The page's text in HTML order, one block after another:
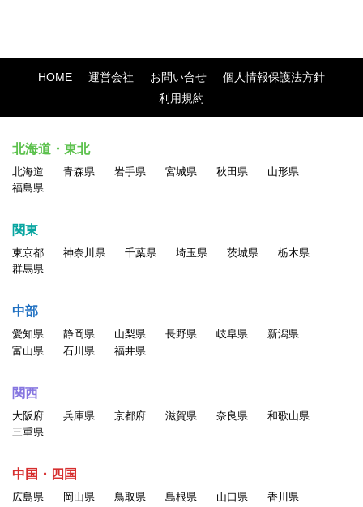
HOME 運営会社 お問い合せ
個人情報保護法方針
利用規約
北海道・東北
北海道 青森県 岩手県 宮城県 秋田県
山形県
福島県
関東
東京都 神奈川県 千葉県 埼玉県 茨城県
栃木県
群馬県
中部
愛知県 静岡県 山梨県 長野県 岐阜県
新潟県
富山県
石川県 福井県
関西
大阪府 兵庫県 京都府 滋賀県 奈良県
和歌山県
三重県
中国・四国
広島県 岡山県 鳥取県 島根県 山口県 香川県